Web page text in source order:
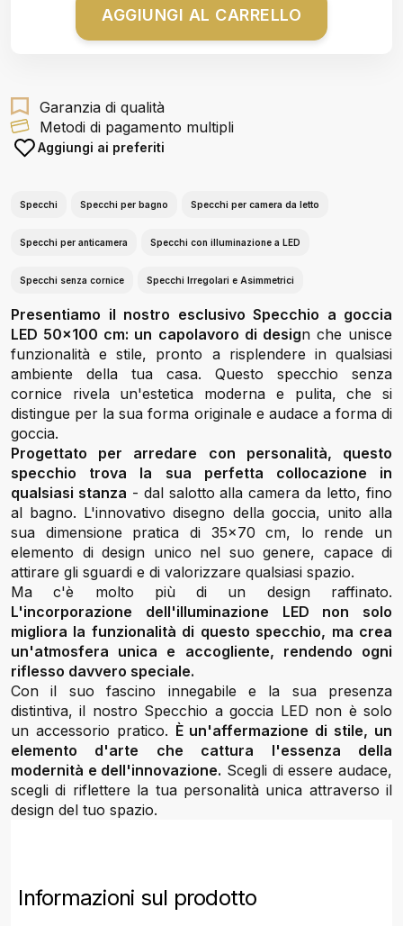
AGGIUNGI AL CARRELLO
Garanzia di qualità
Metodi di pagamento multipli
Aggiungi ai preferiti
Specchi Specchi per bagno Specchi per camera da letto
Specchi per anticamera Specchi con illuminazione a LED
Specchi senza cornice Specchi Irregolari e Asimmetrici
Presentiamo il nostro esclusivo Specchio a goccia
LED 50x100 cm: un capolavoro di design che unisce
funzionalità e stile, pronto a risplendere in qualsiasi
ambiente della tua casa. Questo specchio senza
cornice rivela un'estetica moderna e pulita, che si
distingue per la sua forma originale e audace a forma di
goccia.
Progettato per arredare con personalità, questo
specchio trova la sua perfetta collocazione in
qualsiasi stanza - dal salotto alla camera da letto, fino
al bagno. L'innovativo disegno della goccia, unito alla
sua dimensione pratica di 35x70 cm, lo rende un
elemento di design unico nel suo genere, capace di
attirare gli sguardi e di valorizzare qualsiasi spazio.
Ma c'è molto più di un design raffinato.
L'incorporazione dell'illuminazione LED non solo
migliora la funzionalità di questo specchio, ma crea
un'atmosfera unica e accogliente, rendendo ogni
riflesso davvero speciale.
Con il suo fascino innegabile e la sua presenza
distintiva, il nostro Specchio a goccia LED non è solo
un accessorio pratico. È un'affermazione di stile, un
elemento d'arte che cattura l'essenza della
modernità e dell'innovazione. Scegli di essere audace,
scegli di riflettere la tua personalità unica attraverso il
design del tuo spazio.
Informazioni sul prodotto